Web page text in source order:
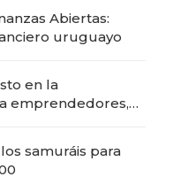
Abiertas:
uruguayo
en la
emprendedores,
samuráis para